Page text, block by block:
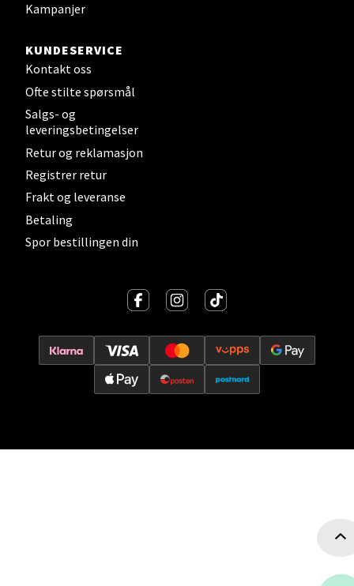
Kampanjer
KUNDESERVICE
Kontakt oss
Ofte stilte spørsmål
Salgs- og
leveringsbetingelser
Retur og reklamasjon
Registrer retur
Frakt og leveranse
Betaling
Spor bestillingen din
Leirvik - Stord
Åpent i dag 10-17
Oslo - Thon Senter Storo
Vitaminveien 7 - 9, 0485 Oslo
Åpent i dag 10-21